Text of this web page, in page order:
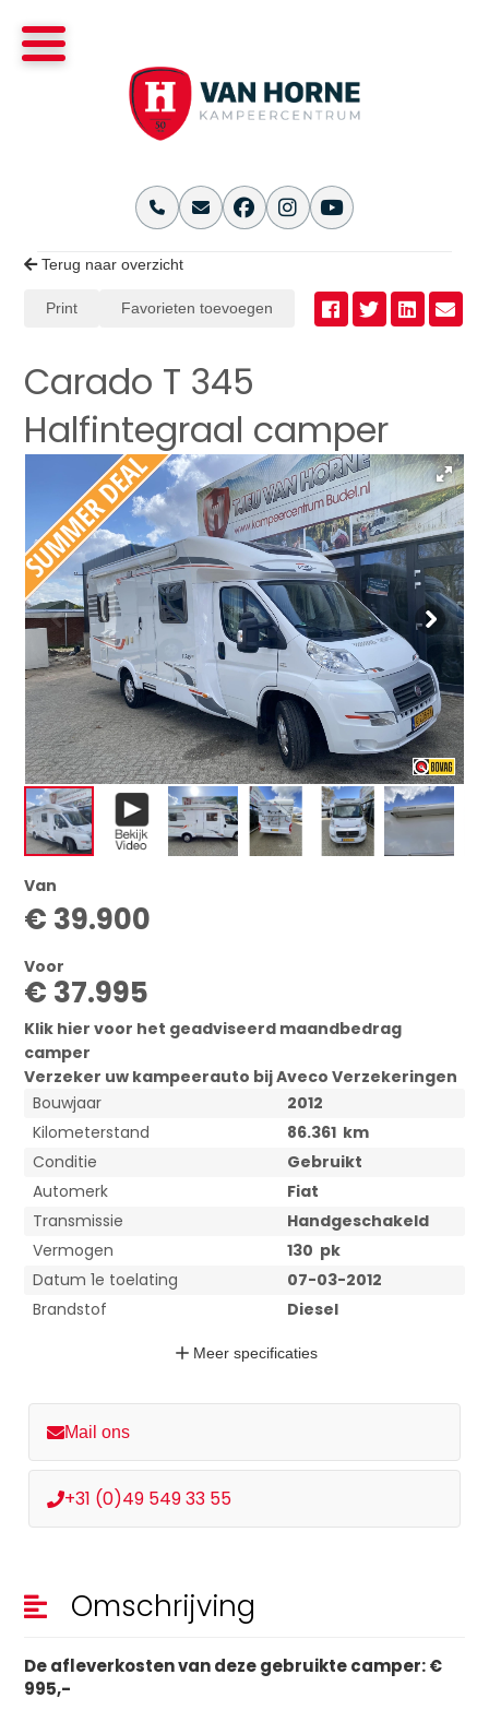
Terug naar overzicht
Print Favorieten toevoegen
Carado T 345
Halfintegraal camper
Van
€ 39.900
Voor
€ 37.995
Klik hier voor het geadviseerd maandbedrag
camper
Verzeker uw kampeerauto bij Aveco Verzekeringen
Bouwjaar
2012
Kilometerstand
86.361km
Conditie
Gebruikt
Automerk
Fiat
Transmissie
Handgeschakeld
Vermogen
130 pk
Datum 1e toelating
07-03-2012
Brandstof
Diesel
Meer specificaties
Mail ons
+31 (0)49 549 33 55
Omschrijving
De afleverkosten van deze gebruikte camper: €
995,-